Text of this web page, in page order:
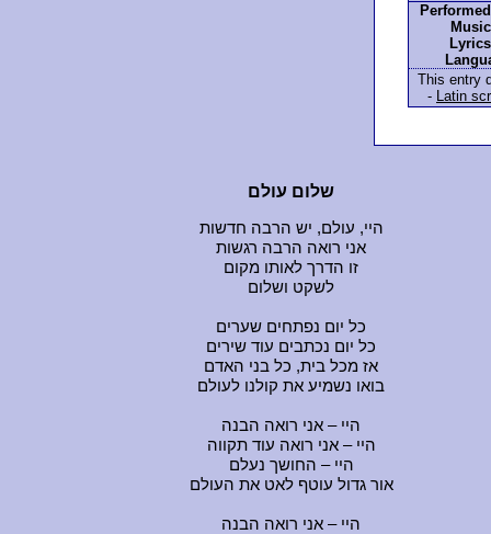
This entry
- Latin
שלום עולם
היי, עולם, יש הרבה חדשות
אני רואה הרבה רגשות
זו הדרך לאותו מקום
לשקט ושלום
כל יום נפתחים שערים
כל יום נכתבים עוד שירים
אז מכל בית, כל בני האדם
בואו נשמיע את קולנו לעולם
היי – אני רואה הבנה
היי – אני רואה עוד תקווה
היי – החושך נעלם
אור גדול עוטף לאט את העולם
היי – אני רואה הבנה